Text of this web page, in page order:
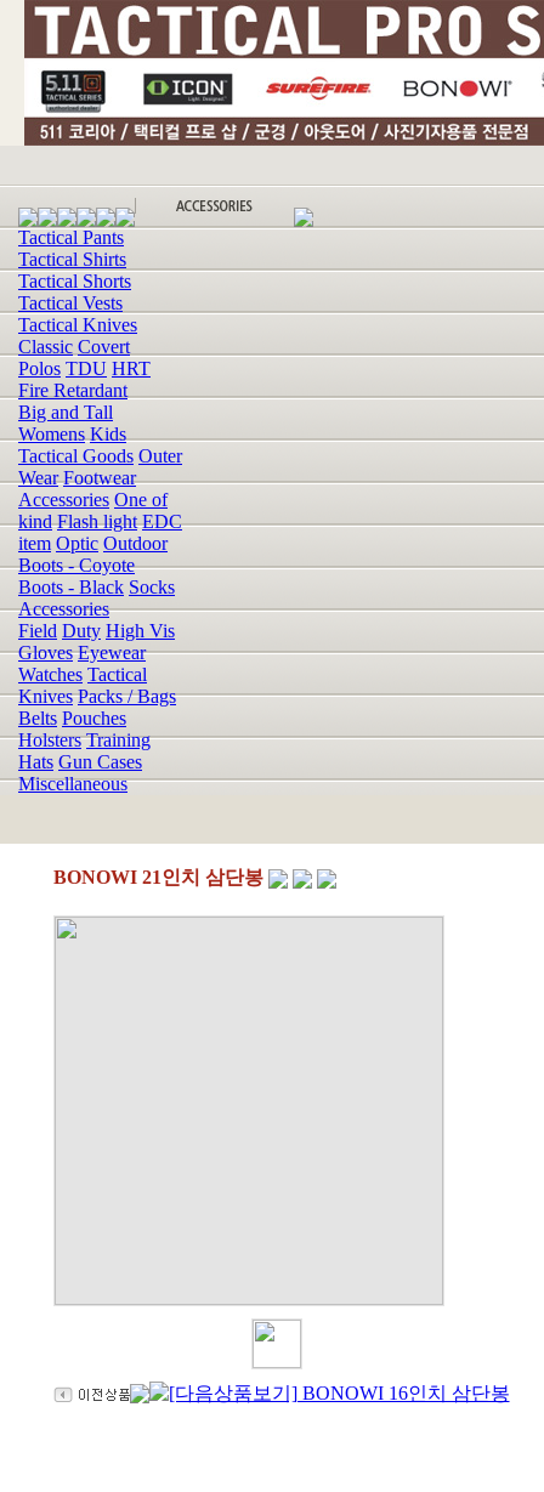
Tactical Pants
Tactical Shirts
Tactical Shorts
Tactical Vests
Tactical Knives
Classic Covert
Polos TDU HRT
Fire Retardant
Big and Tall
Womens Kids
Tactical Goods Outer
Wear Footwear
Accessories One of
kind Flash light EDC
item Optic Outdoor
Boots - Coyote
Boots - Black Socks
Accessories
Field Duty High Vis
Gloves Eyewear
Watches Tactical
Knives Packs / Bags
Belts Pouches
Holsters Training
Hats Gun Cases
Miscellaneous
BONOWI 21인치 삼단봉